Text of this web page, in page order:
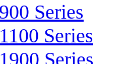
Series
Series
Series